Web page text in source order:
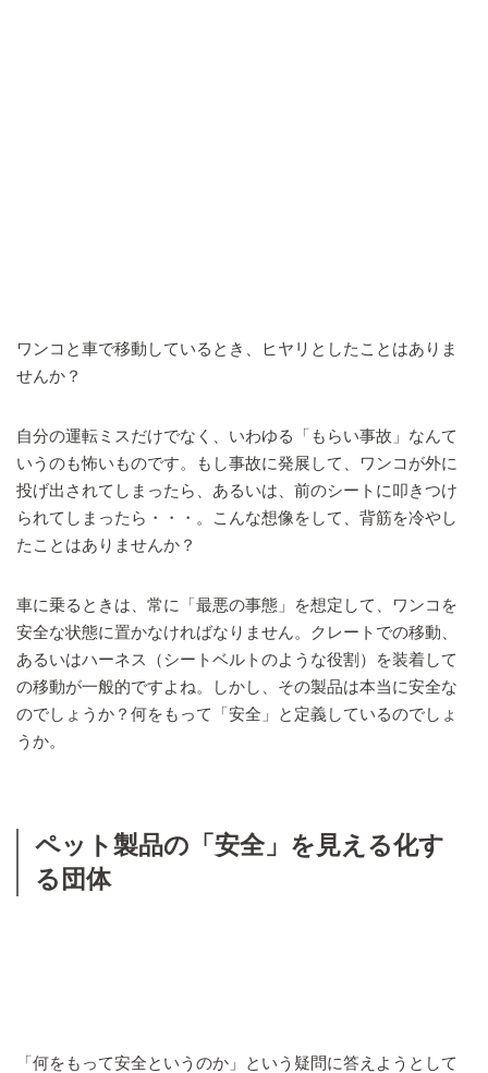
ワンコと車で移動しているとき、ヒヤリとしたことはありま
せんか？
自分の運転ミスだけでなく、いわゆる「もらい事故」なんて
いうのも怖いものです。もし事故に発展して、ワンコが外に
投げ出されてしまったら、あるいは、前のシートに叩きつけ
られてしまったら・・・。こんな想像をして、背筋を冷やし
たことはありませんか？
車に乗るときは、常に「最悪の事態」を想定して、ワンコを
安全な状態に置かなければなりません。クレートでの移動、
あるいはハーネス（シートベルトのような役割）を装着して
の移動が一般的ですよね。しかし、その製品は本当に安全な
のでしょうか？何をもって「安全」と定義しているのでしょ
うか。
ペット製品の「安全」を見える化す
る団体
「何をもって安全というのか」という疑問に答えようとして